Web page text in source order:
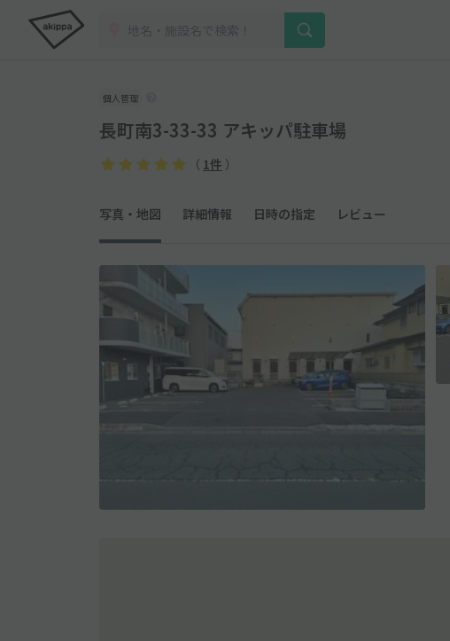
個人管理
長町南3-33-33 アキッパ駐車場
（ 1件 ）
写真・地図 詳細情報 日時の指定 レビュー